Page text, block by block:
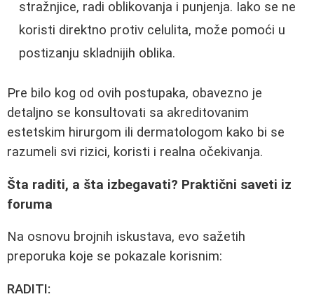
stražnjice, radi oblikovanja i punjenja. Iako se ne
koristi direktno protiv celulita, može pomoći u
postizanju skladnijih oblika.
Pre bilo kog od ovih postupaka, obavezno je
detaljno se konsultovati sa akreditovanim
estetskim hirurgom ili dermatologom kako bi se
razumeli svi rizici, koristi i realna očekivanja.
Šta raditi, a šta izbegavati? Praktični saveti iz
foruma
Na osnovu brojnih iskustava, evo sažetih
preporuka koje se pokazale korisnim:
RADITI: